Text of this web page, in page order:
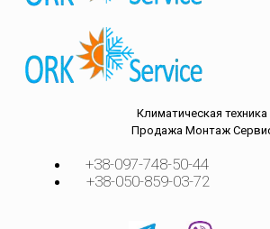
Климатическая техника
Продажа Монтаж
+38-097-748-50-44
+38-050-859-03-72